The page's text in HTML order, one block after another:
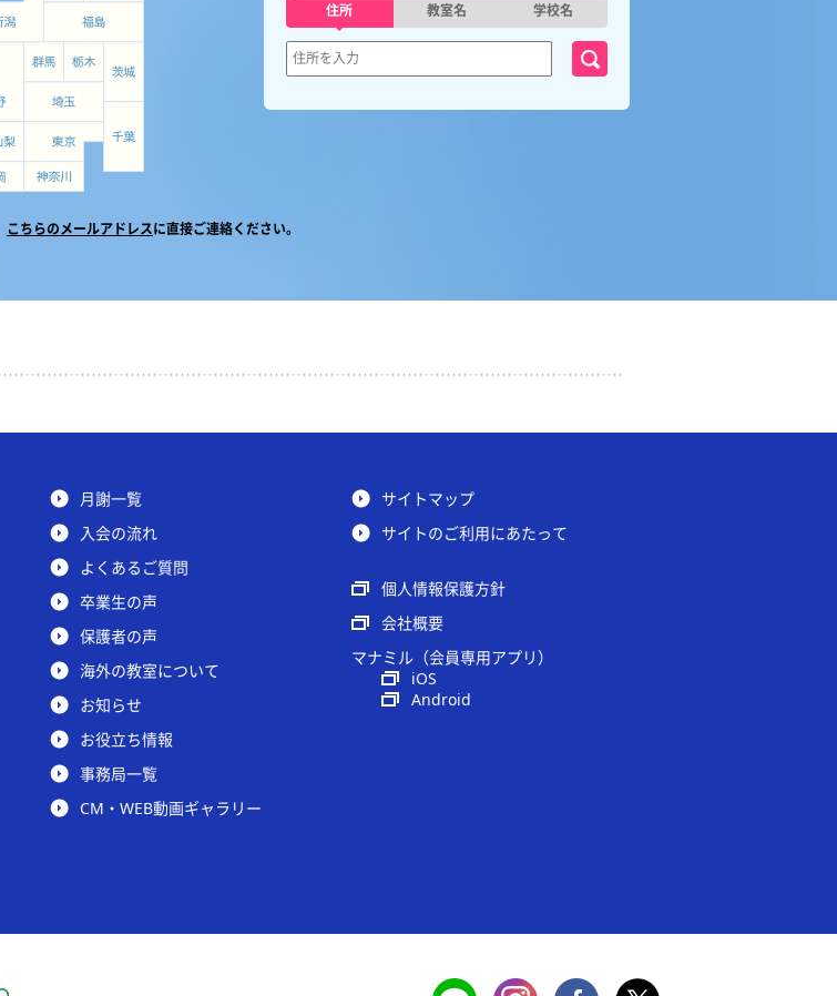
住所
教室名 学校名
こちらのメールアドレスに直接ご連絡ください。
月謝一覧
入会の流れ
よくあるご質問
卒業生の声
保護者の声
海外の教室について
お知らせ
お役立ち情報
事務局一覧
CM・WEB動画ギャラリー
サイトマップ
サイトのご利用にあたって
個人情報保護方針
会社概要
マナミル（会員専用アプリ）
iOS
Android